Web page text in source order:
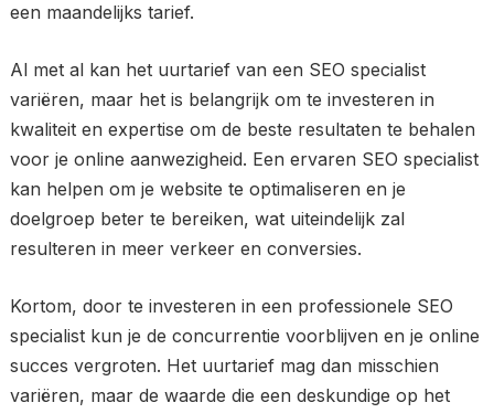
een maandelijks tarief.
Al met al kan het uurtarief van een SEO specialist
variëren, maar het is belangrijk om te investeren in
kwaliteit en expertise om de beste resultaten te behalen
voor je online aanwezigheid. Een ervaren SEO specialist
kan helpen om je website te optimaliseren en je
doelgroep beter te bereiken, wat uiteindelijk zal
resulteren in meer verkeer en conversies.
Kortom, door te investeren in een professionele SEO
specialist kun je de concurrentie voorblijven en je online
succes vergroten. Het uurtarief mag dan misschien
variëren, maar de waarde die een deskundige op het